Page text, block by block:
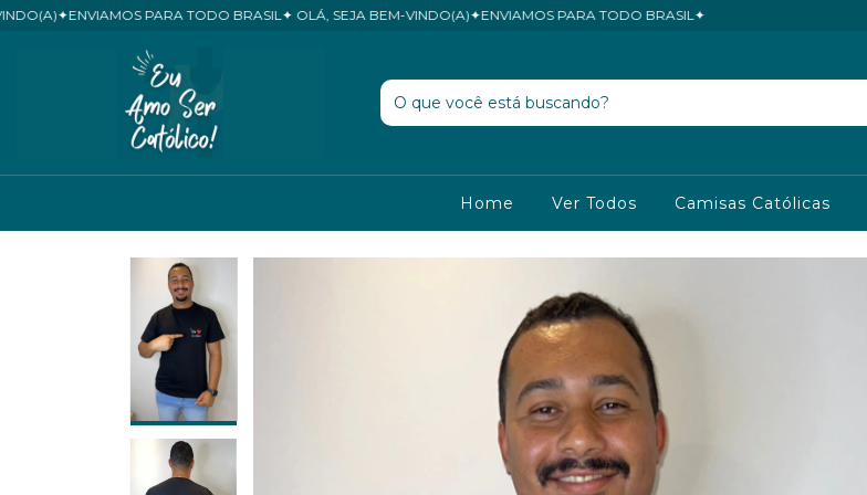
PARA TODO BRASIL✦ OLÁ, SEJA BEM-VINDO(A)✦ENVIAMOS PARA TODO BRASIL✦
Home Ver Todos Camisas Católicas